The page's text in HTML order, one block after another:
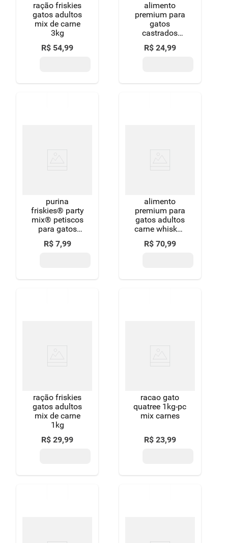
ração friskies
gatos adultos
mix de carne
3kg
R$ 54,99
alimento
premium para
gatos
castrados
adultos carne
whiskas
R$ 24,99
purina
friskies® party
mix® petiscos
para gatos
frango 40g
R$ 7,99
alimento
premium para
gatos adultos
carne whiskas
pacote 2,7kg
R$ 70,99
ração friskies
gatos adultos
mix de carne
1kg
R$ 29,99
racao gato
quatree 1kg-pc
mix carnes
R$ 23,99